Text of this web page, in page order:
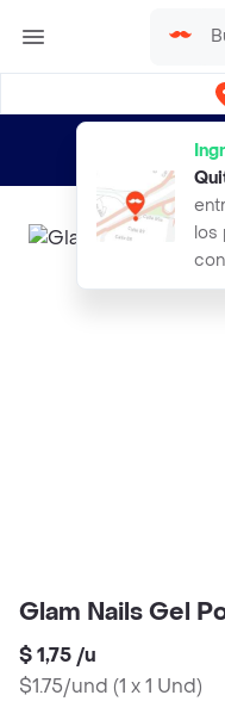
los
envíos
Glam Nails Gel
$ 1,75 /u
$1.75/und (1 x 1 Und)